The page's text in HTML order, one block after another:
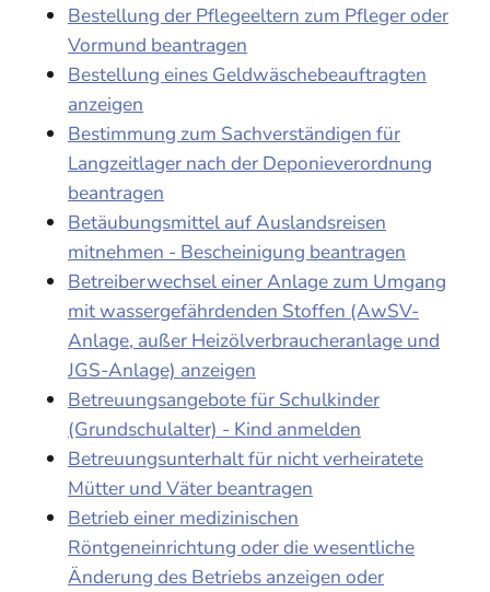
Bestellung der Pflegeeltern zum Pfleger oder
Vormund beantragen
Bestellung eines Geldwäschebeauftragten
anzeigen
Bestimmung zum Sachverständigen für
Langzeitlager nach der Deponieverordnung
beantragen
Betäubungsmittel auf Auslandsreisen
mitnehmen - Bescheinigung beantragen
Betreiberwechsel einer Anlage zum Umgang
mit wassergefährdenden Stoffen (AwSV-
Anlage, außer Heizölverbraucheranlage und
JGS-Anlage) anzeigen
Betreuungsangebote für Schulkinder
(Grundschulalter) - Kind anmelden
Betreuungsunterhalt für nicht verheiratete
Mütter und Väter beantragen
Betrieb einer medizinischen
Röntgeneinrichtung oder die wesentliche
Änderung des Betriebs anzeigen oder